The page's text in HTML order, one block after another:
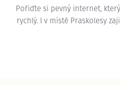
Pořiďte si pevný internet,
rychlý. I v místě Praskolesy